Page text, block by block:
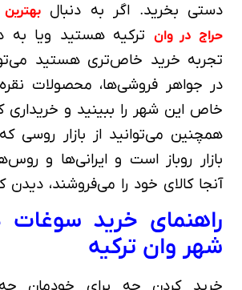
دستی بخرید. اگر به دنبال
حراج در وان ترکیه هستید ویا به
تجربه خرید خاص‌تری هستید
در جواهر فروشی‌ها، محصولات
خاص این شهر را ببینید و خریداری
همچنین می‌توانید از بازار روسی
بازار رو‌باز است و ایرانی‌ها و
آنجا کالای خود را می‌فروشند، دیدن
راهنمای خرید سوغات
شهر وان ترکیه